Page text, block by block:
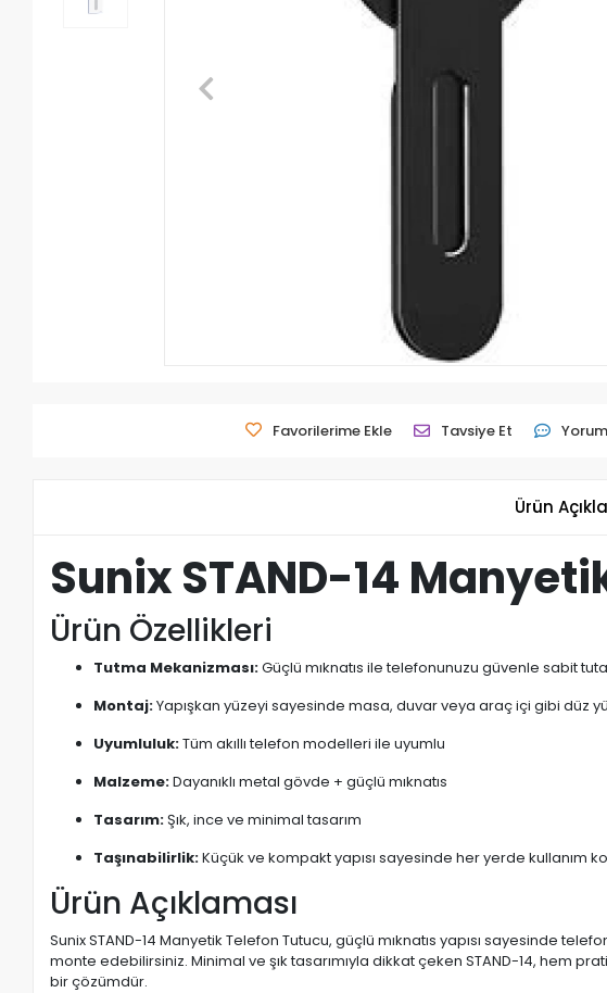
Favorilerime Ekle Tavsiye Et
Ürün
Sunix STAND-14
Ürün Özellikleri
Tutma Mekanizması:Güçlü mıknatıs ile telefonunuzu güvenle sabit
Montaj:Yapışkan yüzeyi sayesinde masa, duvar veya araç içi gibi düz
Uyumluluk:Tüm akıllı telefon modelleri ile uyumlu
Malzeme:Dayanıklı metal gövde + güçlü mıknatıs
Tasarım:Şık, ince ve minimal tasarım
Taşınabilirlik:Küçük ve kompakt yapısı sayesinde her yerde kullanım
Ürün Açıklaması
Sunix STAND-14 Manyetik Telefon Tutucu, güçlü mıknatıs yapısı sayesinde
monte edebilirsiniz. Minimal ve şık tasarımıyla dikkat çeken STAND-14, hem
bir çözümdür.